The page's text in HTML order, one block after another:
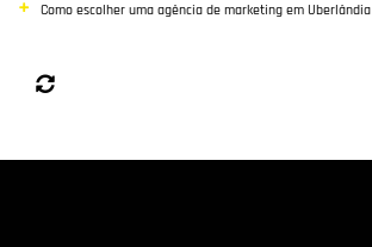
Como escolher uma agência de marketing em Uberlândia